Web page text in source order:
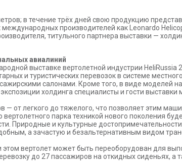
в течение трёх дней свою продукцию
производителей как Leonardo
титульного партнера выставки —
авиалиний
выставке вертолетной индустрии HeliRussia
и туристических перевозок в системе
салонами. Кроме того, в виде моделей
холдинга специалисты и гости выставки
от легкого до тяжелого, что позволяет этим
парка техникой нового поколения
Природные и культурные
а зачастую и безальтернативным видом
вертолет может быть переоборудован для
до 27 пассажиров на откидных сиденьях, а